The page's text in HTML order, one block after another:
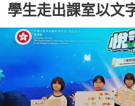
學生走出課室以文